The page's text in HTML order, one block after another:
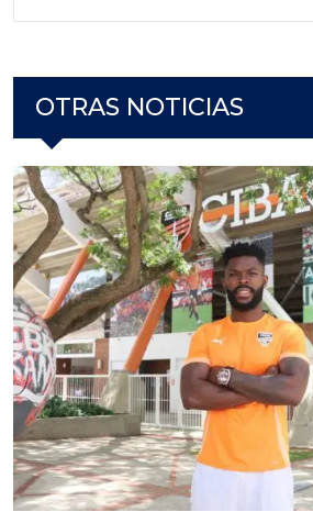
OTRAS NOTICIAS